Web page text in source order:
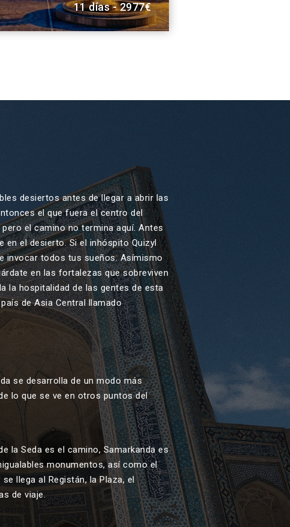
11 días - 2977€
desiertos antes de llegar a abrir las
el que fuera el centro del
el camino no termina aquí. Antes
en el desierto. Si el inhóspito Quizyl
invocar todos tus sueños. Asímismo
en las fortalezas que sobreviven
la hospitalidad de las gentes de esta
de Asia Central llamado
se desarrolla de un modo más
lo que se ve en otros puntos del
la Seda es el camino, Samarkanda es
monumentos, así como el
llega al Registán, la Plaza, el
de viaje.